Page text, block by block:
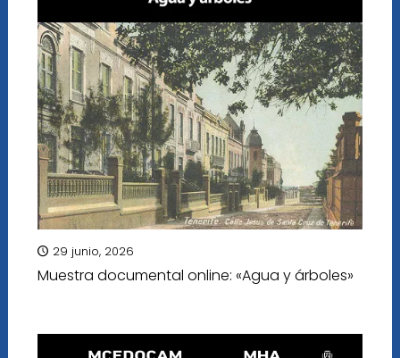
29 junio, 2026
Muestra documental online: «Agua y árboles»